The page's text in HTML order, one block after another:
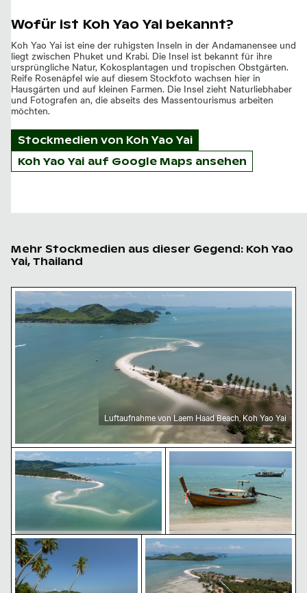
Wofür ist Koh Yao Yai bekannt?
Koh Yao Yai ist eine der ruhigsten Inseln in der Andamanensee und
liegt zwischen Phuket und Krabi. Die Insel ist bekannt für ihre
ursprüngliche Natur, Kokosplantagen und tropischen Obstgärten.
Reife Rosenäpfel wie auf diesem Stockfoto wachsen hier in
Hausgärten und auf kleinen Farmen. Die Insel zieht Naturliebhaber
und Fotografen an, die abseits des Massentourismus arbeiten
möchten.
Stockmedien von Koh Yao Yai
Koh Yao Yai auf Google Maps ansehen
Mehr Stockmedien aus dieser Gegend: Koh Yao
Yai, Thailand
Luftaufnahme von Laem Haad Beach, Koh Yao Yai
Luftaufnahme von Laem Haad Beach, Koh Yao Yai
Luftaufnahme von Laem Haad Beach, Koh Yao Yai
Luftaufnahme von Laem Haad
Beach, Koh Yao Yai
Traditionelles
Traditionelles Langheckboot
am tropischen Strand
Tropischer Strand mit KokospalmenLuftaufnahme von Laem Haad